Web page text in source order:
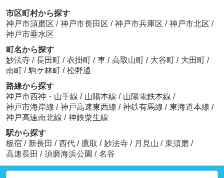
市区町村から探す
神戸市須磨区 / 神戸市長田区 / 神戸市兵庫区 / 神戸市北区 /
神戸市垂水区
町名から探す
妙法寺 / 長田町 / 衣掛町 / 車 / 高取山町 / 大谷町 / 大田町 /
南町 / 駒ケ林町 / 松野通
路線から探す
神戸市西神・山手線 / 山陽本線 / 山陽電鉄本線 /
神戸市海岸線 / 神戸高速東西線 / 神鉄有馬線 / 東海道本線 /
神戸高速南北線 / 神鉄粟生線
駅から探す
板宿 / 新長田 / 西代 / 鷹取 / 妙法寺 / 月見山 / 東須磨 /
高速長田 / 須磨海浜公園 / 名谷